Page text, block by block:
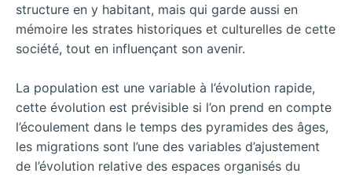
structure en y habitant, mais qui garde aussi en
mémoire les strates historiques et culturelles de cette
société, tout en influençant son avenir.
La population est une variable à l’évolution rapide,
cette évolution est prévisible si l’on prend en compte
l’écoulement dans le temps des pyramides des âges,
les migrations sont l’une des variables d’ajustement
de l’évolution relative des espaces organisés du